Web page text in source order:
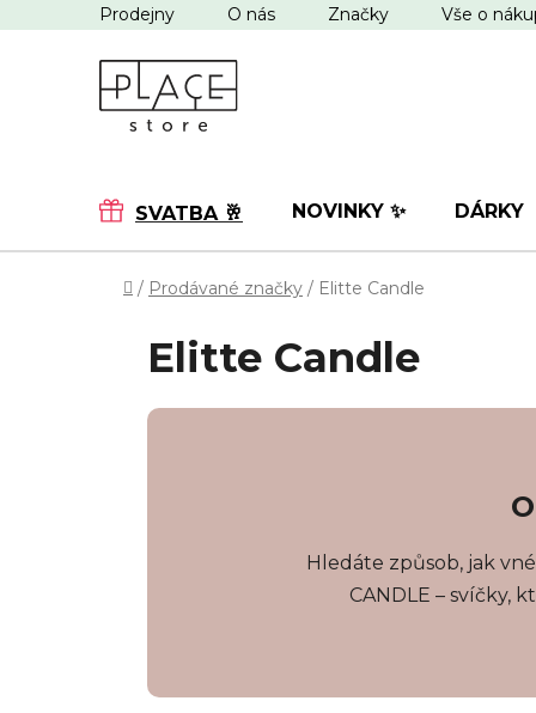
na
Prodejny O nás Značky Vše o
SVATBA 🥂 NOVINKY ✨ DÁRKY
Domů
/ Prodávané značky / Elitte Candle
Elitte Candle
Hledáte způsob, jak
CANDLE – svíčky,